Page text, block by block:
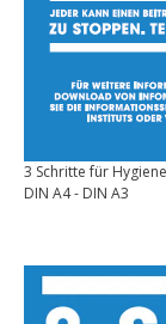
3 Schritte für
DIN A4 - DIN A3